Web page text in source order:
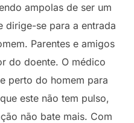
ampolas de ser um
dirige-se para a entrada
Parentes e amigos
do doente. O médico
perto do homem para
este não tem pulso,
não bate mais. Com